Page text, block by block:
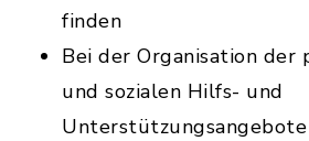
finden
Bei der Organisation der
und sozialen Hilfs- und
Unterstützungsangebote